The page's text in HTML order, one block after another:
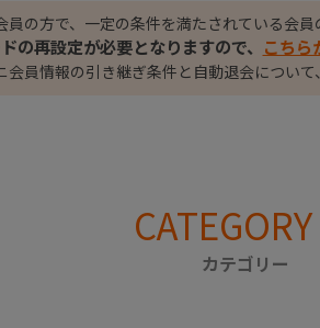
員の方で、一定の条件を満たされている会員
の再設定が必要となりますので、 こちら
会員情報の引き継ぎ条件と自動退会について
CATEGORY
カテゴリー